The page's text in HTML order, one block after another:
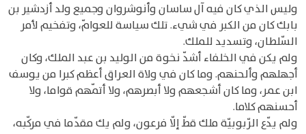
وليس الذي كان فيه آل ساسان وأنوشروان وجميع ولد أزدشير بن
بابك كان من الكبر في شيء. تلك سياسة للعوامّ، وتفخيم لأمر
السّلطان، وتسديد للملك.
ولم يكن في الخلفاء أشدّ نخوة من الوليد بن عبد الملك، وكان
أجهلهم وألحنهم. وما كان في ولاة العراق أعظم كبرا من يوسف
ابن عمر، وما كان أشجعهم ولا أبصرهم، ولا أتمّهم قواما، ولا
أحسنهم كلاما.
ولم يدّع الرّبوبيّة ملك قطّ إلّا فرعون، ولم يك مقدّما في مركّبه،